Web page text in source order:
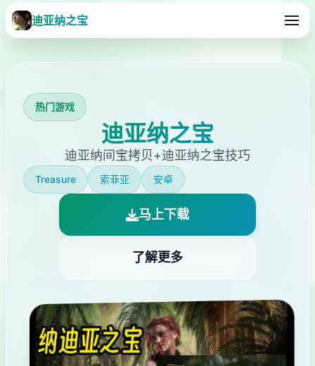
迪亚纳之宝
热门游戏
迪亚纳之宝
迪亚纳间宝拷贝+迪亚纳之宝技巧
Treasure 索菲亚 安卓
马上下载
了解更多